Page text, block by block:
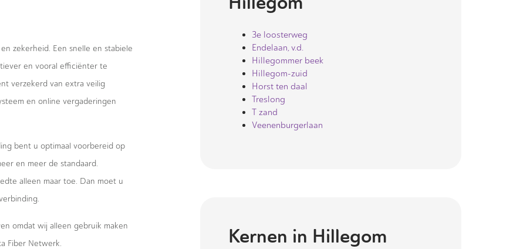
zekerheid. Een snelle en stabiele
en vooral efficiënter te
verzekerd van extra veilig
en online vergaderingen
bent u optimaal voorbereid op
en meer de standaard.
alleen maar toe. Dan moet u
omdat wij alleen gebruik maken
Fiber Netwerk.
3e loosterweg
Endelaan, v.d.
Hillegommer beek
Hillegom-zuid
Horst ten daal
Treslong
T zand
Veenenburgerlaan
Kernen in Hillegom